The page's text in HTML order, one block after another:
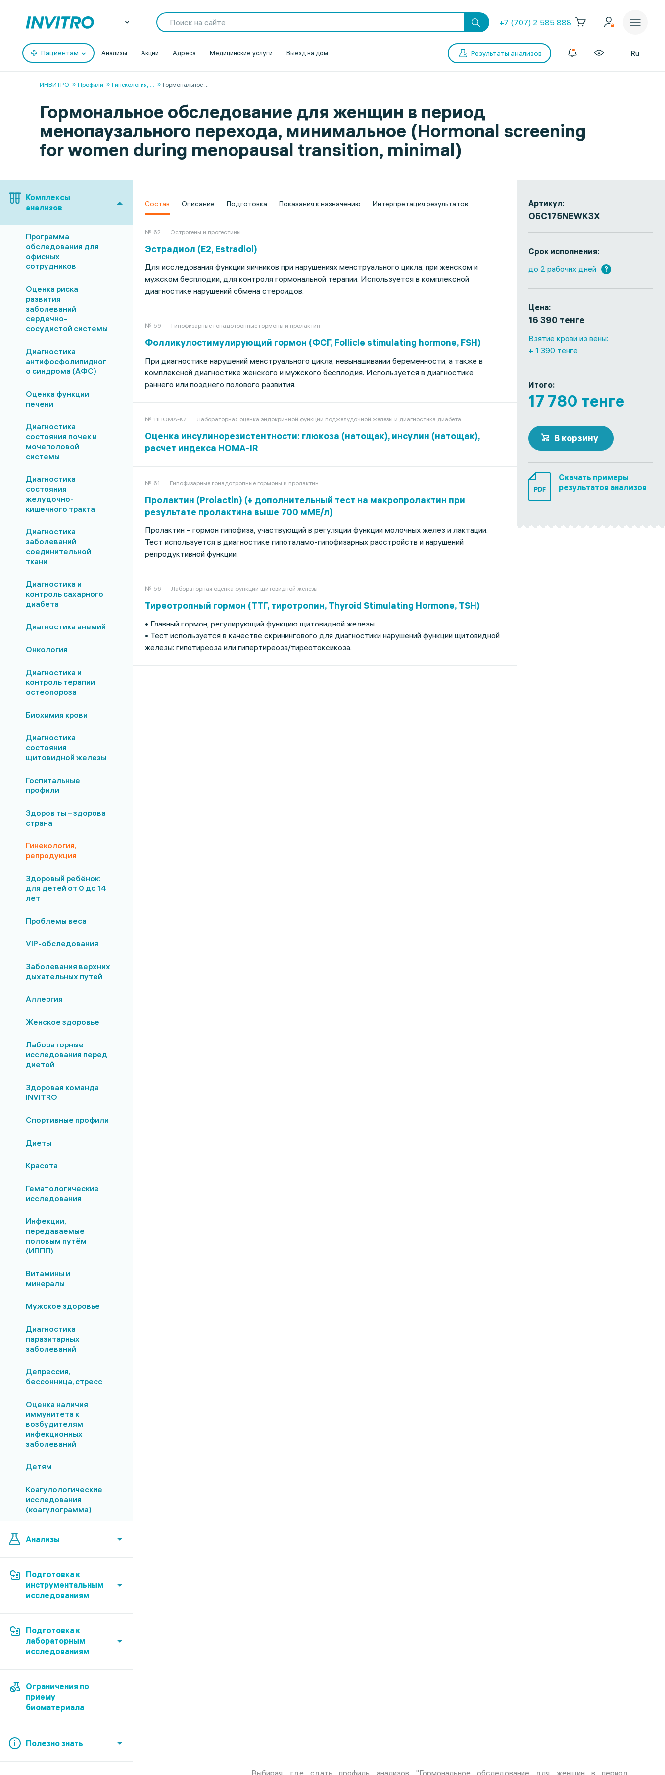
+7 (707) 2 585 888
Пациентам Анализы Акции Адреса Медицинские услуги Выезд на дом Результаты анализов Ru
ИНВИТРО Профили Гинекология, ... Гормональное ...
Гормональное обследование для женщин в период
менопаузального перехода, минимальное (Hormonal screening
for women during menopausal transition, minimal)
Комплексы
анализов
Программа
обследования для
офисных
сотрудников
Оценка риска
развития
заболеваний
сердечно-
сосудистой системы
Диагностика
антифосфолипидног
о синдрома (АФС)
Оценка функции
печени
Диагностика
состояния почек и
мочеполовой
системы
Диагностика
состояния
желудочно-
кишечного тракта
Диагностика
заболеваний
соединительной
ткани
Диагностика и
контроль сахарного
диабета
Диагностика анемий
Онкология
Диагностика и
контроль терапии
остеопороза
Биохимия крови
Диагностика
состояния
щитовидной железы
Госпитальные
профили
Здоров ты – здорова
страна
Гинекология,
репродукция
Здоровый ребёнок:
для детей от 0 до 14
лет
Проблемы веса
VIP-обследования
Заболевания верхних
дыхательных путей
Аллергия
Женское здоровье
Лабораторные
исследования перед
диетой
Здоровая команда
INVITRO
Спортивные профили
Диеты
Красота
Гематологические
исследования
Инфекции,
передаваемые
половым путём
(ИППП)
Витамины и
минералы
Мужское здоровье
Диагностика
паразитарных
заболеваний
Депрессия,
бессонница, стресс
Оценка наличия
иммунитета к
возбудителям
инфекционных
заболеваний
Детям
Коагулологические
исследования
(коагулограмма)
Анализы
Подготовка к
инструментальным
исследованиям
Подготовка к
лабораторным
исследованиям
Ограничения по
приему
биоматериала
Полезно знать
Артикул:
ОБС175NEWКЗХ
Срок исполнения:
до 2 рабочих дней
?
Цена:
16 390 тенге
Взятие крови из вены:
+ 1 390 тенге
Итого:
17 780 тенге
В корзину
PDF
Скачать примеры
результатов анализов
Состав Описание Подготовка Показания к назначению Интерпретация результатов
№ 62 Эстрогены и прогестины
Эстрадиол (E2, Estradiol)
Для исследования функции яичников при нарушениях менструального цикла, при женском и
мужском бесплодии, для контроля гормональной терапии. Используется в комплексной
диагностике нарушений обмена стероидов.
№ 59 Гипофизарные гонадотропные гормоны и пролактин
Фолликулостимулирующий гормон (ФСГ, Follicle stimulating hormone, FSH)
При диагностике нарушений менструального цикла, невынашивании беременности, а также в
комплексной диагностике женского и мужского бесплодия. Используется в диагностике
раннего или позднего полового развития.
№ 11HOMA-KZ Лабораторная оценка эндокринной функции поджелудочной железы и диагностика диабета
Оценка инсулинорезистентности: глюкоза (натощак), инсулин (натощак),
расчет индекса HOMA-IR
№ 61 Гипофизарные гонадотропные гормоны и пролактин
Пролактин (Prolactin) (+ дополнительный тест на макропролактин при
результате пролактина выше 700 мМE/л)
Пролактин – гормон гипофиза, участвующий в регуляции функции молочных желез и лактации.
Тест используется в диагностике гипоталамо-гипофизарных расстройств и нарушений
репродуктивной функции.
№ 56 Лабораторная оценка функции щитовидной железы
Тиреотропный гормон (ТТГ, тиротропин, Thyroid Stimulating Hormone, TSH)
• Главный гормон, регулирующий функцию щитовидной железы.
• Тест используется в качестве скринингового для диагностики нарушений функции щитовидной
железы: гипотиреоза или гипертиреоза/тиреотоксикоза.
Выбирая, где сдать профиль анализов "Гормональное обследование для женщин в период